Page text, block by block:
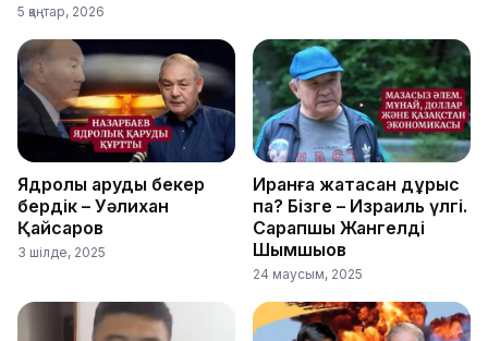
5 қаңтар, 2026
Ядролық қаруды бекер
бердік – Уәлихан
Қайсаров
3 шілде, 2025
Иранға жақтасқан дұрыс
па? Бізге – Израиль үлгі.
Сарапшы Жангелді
Шымшықов
24 маусым, 2025